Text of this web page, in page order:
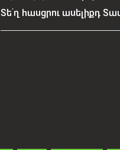
Տե՛ղ հասցրու ասելիքդ